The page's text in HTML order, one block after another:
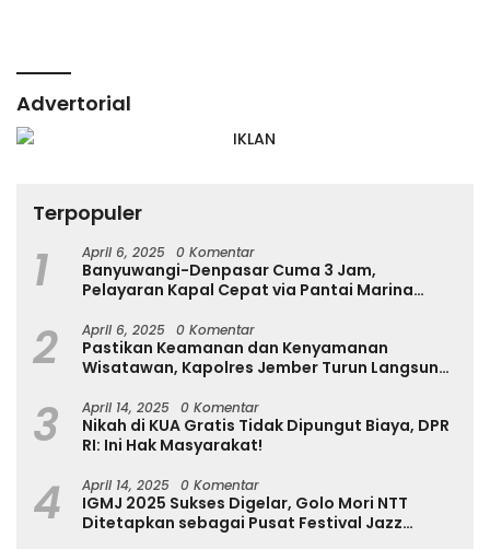
Advertorial
Terpopuler
1 April 6, 2025 0 Komentar
Banyuwangi-Denpasar Cuma 3 Jam,
Pelayaran Kapal Cepat via Pantai Marina
2 April 6, 2025 0 Komentar
Pastikan Keamanan dan Kenyamanan
Wisatawan, Kapolres Jember Turun Langsung
3 April 14, 2025 0 Komentar
Nikah di KUA Gratis Tidak Dipungut Biaya, DPR
RI: Ini Hak Masyarakat!
4 April 14, 2025 0 Komentar
IGMJ 2025 Sukses Digelar, Golo Mori NTT
Ditetapkan sebagai Pusat Festival Jazz